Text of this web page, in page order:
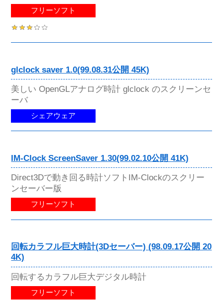
フリーソフト
glclock saver 1.0(99.08.31公開 45K)
美しい OpenGLアナログ時計 glclock のスクリーンセ
ーバ
シェアウェア
IM-Clock ScreenSaver 1.30(99.02.10公開 41K)
Direct3Dで動き回る時計ソフトIM-Clockのスクリー
ンセーバー版
フリーソフト
回転カラフル巨大時計(3Dセーバー) (98.09.17公開 20
4K)
回転するカラフル巨大デジタル時計
フリーソフト